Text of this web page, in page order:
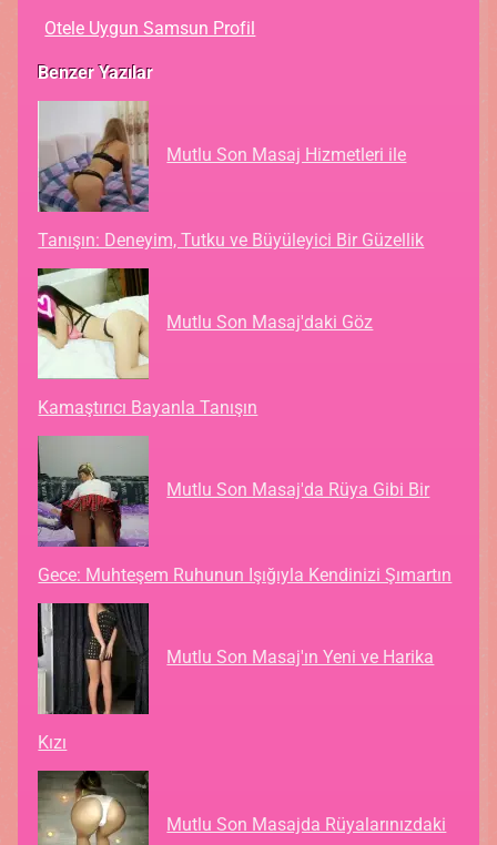
Otele Uygun Samsun Profil
Benzer Yazılar
Mutlu Son Masaj Hizmetleri ile
Tanışın: Deneyim, Tutku ve Büyüleyici Bir Güzellik
Mutlu Son Masaj'daki Göz
Kamaştırıcı Bayanla Tanışın
Mutlu Son Masaj'da Rüya Gibi Bir
Gece: Muhteşem Ruhunun Işığıyla Kendinizi Şımartın
Mutlu Son Masaj'ın Yeni ve Harika
Kızı
Mutlu Son Masajda Rüyalarınızdaki